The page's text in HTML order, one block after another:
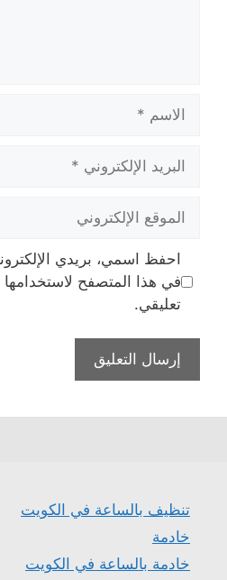
الإلكتروني
الإلكتروني
احفظ اسمي، بريدي
في هذا المتصفح لاستخدامها
تعليقي.
تنظيف بالساعة في الكويت
خادمة
خادمة بالساعة في الكويت